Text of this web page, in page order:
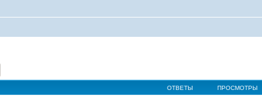
ОТВЕТЫ ПРОСМОТРЫ